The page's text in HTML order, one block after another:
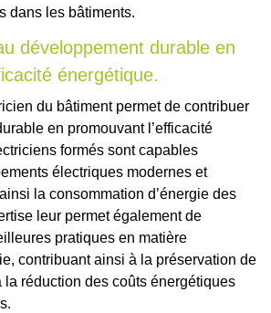
dans les bâtiments.
développement durable en
énergétique.
du bâtiment permet de contribuer
en promouvant l’efficacité
formés sont capables
électriques modernes et
la consommation d’énergie des
leur permet également de
pratiques en matière
contribuant ainsi à la préservation de
la réduction des coûts énergétiques